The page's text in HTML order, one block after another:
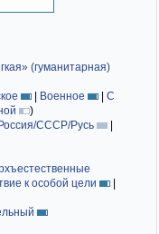
(гуманитарная)
| Военное | С
)
СССР/Русь
|
к особой цели
|